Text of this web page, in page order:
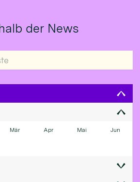
der News
Mär Apr Mai Jun